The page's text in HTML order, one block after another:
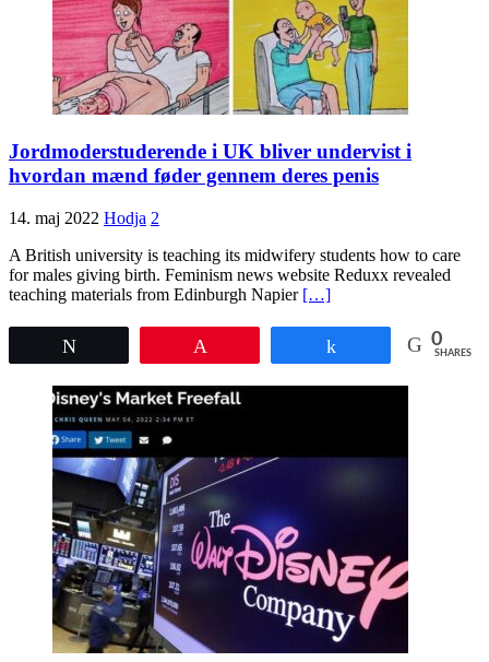
Jordmoderstuderende i UK bliver undervist i
hvordan mænd føder gennem deres penis
14. maj 2022 Hodja 2
A British university is teaching its midwifery students how to care
for males giving birth. Feminism news website Reduxx revealed
teaching materials from Edinburgh Napier […]
0
SHARES